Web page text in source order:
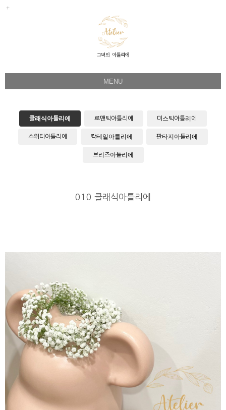
MENU
Flower Directing
Wedding Bouquet
클래식아틀리에 로맨틱아틀리에 미스틱아틀리에
스위티아틀리에 칵테일아틀리에 판타지아틀리에
브리즈아틀리에
010 클래식아틀리에